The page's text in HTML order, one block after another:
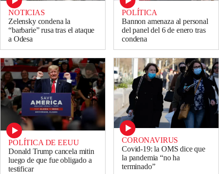
NOTICIAS
Zelensky condena la
“barbarie” rusa tras el ataque
a Odesa
POLÍTICA
Bannon amenaza al personal
del panel del 6 de enero tras
condena
POLÍTICA DE EEUU
Donald Trump cancela mitin
luego de que fue obligado a
testificar
CORONAVIRUS
Covid-19: la OMS dice que
la pandemia “no ha
terminado”